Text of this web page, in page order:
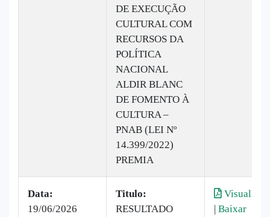
DE EXECUÇÃO
CULTURAL COM
RECURSOS DA
POLÍTICA
NACIONAL
ALDIR BLANC
DE FOMENTO À
CULTURA –
PNAB (LEI Nº
14.399/2022)
PREMIA
Data:
19/06/2026
Titulo:
RESULTADO
Visualizar
| Baixar